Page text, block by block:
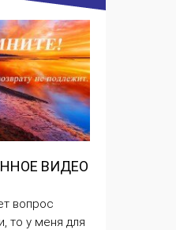
ВИДЕО
вопрос
то у меня для